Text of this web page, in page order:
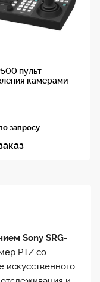
пульт
камерами
запросу
Sony SRG-
PTZ со
искусственного